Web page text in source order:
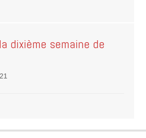
dixième semaine de